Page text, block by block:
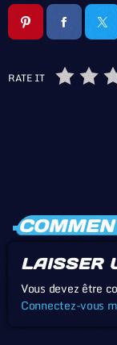
RATE IT
LAISSER
Vous devez être
Connectez-vous